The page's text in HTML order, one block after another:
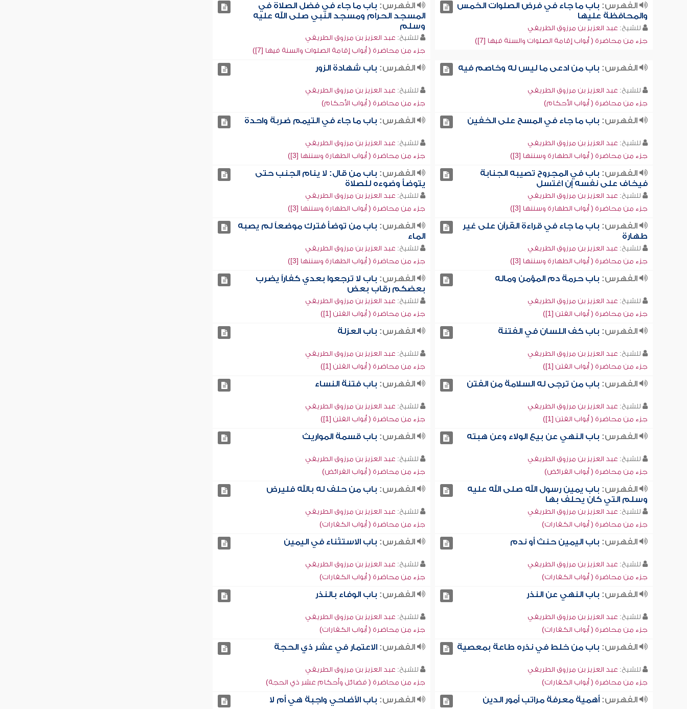
الفهرس: باب ما جاء في فرض الصلوات الخمس
والمحافظة عليها
للشيخ: عبد العزيز بن مرزوق الطريفي
جزء من محاضرة ( أبواب إقامة الصلوات والسنة فيها [7])
الفهرس: باب ما جاء في فضل الصلاة في
المسجد الحرام ومسجد النبي صلى الله عليه
وسلم
للشيخ: عبد العزيز بن مرزوق الطريفي
جزء من محاضرة ( أبواب إقامة الصلوات والسنة فيها [7])
الفهرس: باب من ادعى ما ليس له وخاصم فيه
للشيخ: عبد العزيز بن مرزوق الطريفي
جزء من محاضرة ( أبواب الأحكام)
الفهرس: باب شهادة الزور
للشيخ: عبد العزيز بن مرزوق الطريفي
جزء من محاضرة ( أبواب الأحكام)
الفهرس: باب ما جاء في المسح على الخفين
للشيخ: عبد العزيز بن مرزوق الطريفي
جزء من محاضرة ( أبواب الطهارة وسننها [3])
الفهرس: باب ما جاء في التيمم ضربة واحدة
للشيخ: عبد العزيز بن مرزوق الطريفي
جزء من محاضرة ( أبواب الطهارة وسننها [3])
الفهرس: باب في المجروح تصيبه الجنابة
فيخاف على نفسه إن اغتسل
للشيخ: عبد العزيز بن مرزوق الطريفي
جزء من محاضرة ( أبواب الطهارة وسننها [3])
الفهرس: باب من قال: لا ينام الجنب حتى
يتوضأ وضوءه للصلاة
للشيخ: عبد العزيز بن مرزوق الطريفي
جزء من محاضرة ( أبواب الطهارة وسننها [3])
الفهرس: باب ما جاء في قراءة القرآن على غير
طهارة
للشيخ: عبد العزيز بن مرزوق الطريفي
جزء من محاضرة ( أبواب الطهارة وسننها [3])
الفهرس: باب من توضأ فترك موضعاً لم يصبه
الماء
للشيخ: عبد العزيز بن مرزوق الطريفي
جزء من محاضرة ( أبواب الطهارة وسننها [3])
الفهرس: باب حرمة دم المؤمن وماله
للشيخ: عبد العزيز بن مرزوق الطريفي
جزء من محاضرة ( أبواب الفتن [1])
الفهرس: باب لا ترجعوا بعدي كفاراً يضرب
بعضكم رقاب بعض
للشيخ: عبد العزيز بن مرزوق الطريفي
جزء من محاضرة ( أبواب الفتن [1])
الفهرس: باب كف اللسان في الفتنة
للشيخ: عبد العزيز بن مرزوق الطريفي
جزء من محاضرة ( أبواب الفتن [1])
الفهرس: باب العزلة
للشيخ: عبد العزيز بن مرزوق الطريفي
جزء من محاضرة ( أبواب الفتن [1])
الفهرس: باب من ترجى له السلامة من الفتن
للشيخ: عبد العزيز بن مرزوق الطريفي
جزء من محاضرة ( أبواب الفتن [1])
الفهرس: باب فتنة النساء
للشيخ: عبد العزيز بن مرزوق الطريفي
جزء من محاضرة ( أبواب الفتن [1])
الفهرس: باب النهي عن بيع الولاء وعن هبته
للشيخ: عبد العزيز بن مرزوق الطريفي
جزء من محاضرة ( أبواب الفرائض)
الفهرس: باب قسمة المواريث
للشيخ: عبد العزيز بن مرزوق الطريفي
جزء من محاضرة ( أبواب الفرائض)
الفهرس: باب يمين رسول الله صلى الله عليه
وسلم التي كان يحلف بها
للشيخ: عبد العزيز بن مرزوق الطريفي
جزء من محاضرة ( أبواب الكفارات)
الفهرس: باب من حلف له بالله فليرض
للشيخ: عبد العزيز بن مرزوق الطريفي
جزء من محاضرة ( أبواب الكفارات)
الفهرس: باب اليمين حنث أو ندم
للشيخ: عبد العزيز بن مرزوق الطريفي
جزء من محاضرة ( أبواب الكفارات)
الفهرس: باب الاستثناء في اليمين
للشيخ: عبد العزيز بن مرزوق الطريفي
جزء من محاضرة ( أبواب الكفارات)
الفهرس: باب النهي عن النذر
للشيخ: عبد العزيز بن مرزوق الطريفي
جزء من محاضرة ( أبواب الكفارات)
الفهرس: باب الوفاء بالنذر
للشيخ: عبد العزيز بن مرزوق الطريفي
جزء من محاضرة ( أبواب الكفارات)
الفهرس: باب من خلط في نذره طاعة بمعصية
للشيخ: عبد العزيز بن مرزوق الطريفي
جزء من محاضرة ( أبواب الكفارات)
الفهرس: الاعتمار في عشر ذي الحجة
للشيخ: عبد العزيز بن مرزوق الطريفي
جزء من محاضرة ( فضائل وأحكام عشر ذي الحجة)
الفهرس:أهمية معرفة مراتب أمور الدين الفهرس: باب الأضاحي واجبة هي أم لا